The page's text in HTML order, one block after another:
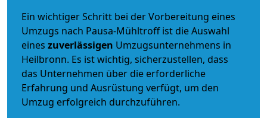
Ein wichtiger Schritt bei der Vorbereitung eines
Umzugs nach Pausa-Mühltroff ist die Auswahl
eines zuverlässigen Umzugsunternehmens in
Heilbronn. Es ist wichtig, sicherzustellen, dass
das Unternehmen über die erforderliche
Erfahrung und Ausrüstung verfügt, um den
Umzug erfolgreich durchzuführen.